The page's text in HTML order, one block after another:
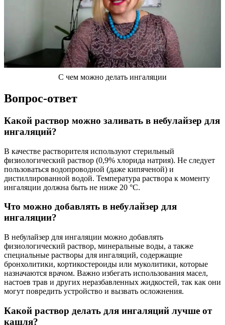
С чем можно делать ингаляции
Вопрос-ответ
Какой раствор можно заливать в небулайзер для
ингаляций?
В качестве растворителя используют стерильный
физиологический раствор (0,9% хлорида натрия). Не следует
пользоваться водопроводной (даже кипяченой) и
дистиллированной водой. Температура раствора к моменту
ингаляции должна быть не ниже 20 °С.
Что можно добавлять в небулайзер для
ингаляции?
В небулайзер для ингаляции можно добавлять
физиологический раствор, минеральные воды, а также
специальные растворы для ингаляций, содержащие
бронхолитики, кортикостероиды или муколитики, которые
назначаются врачом. Важно избегать использования масел,
настоев трав и других неразбавленных жидкостей, так как они
могут повредить устройство и вызвать осложнения.
Какой раствор делать для ингаляций лучше от
кашля?